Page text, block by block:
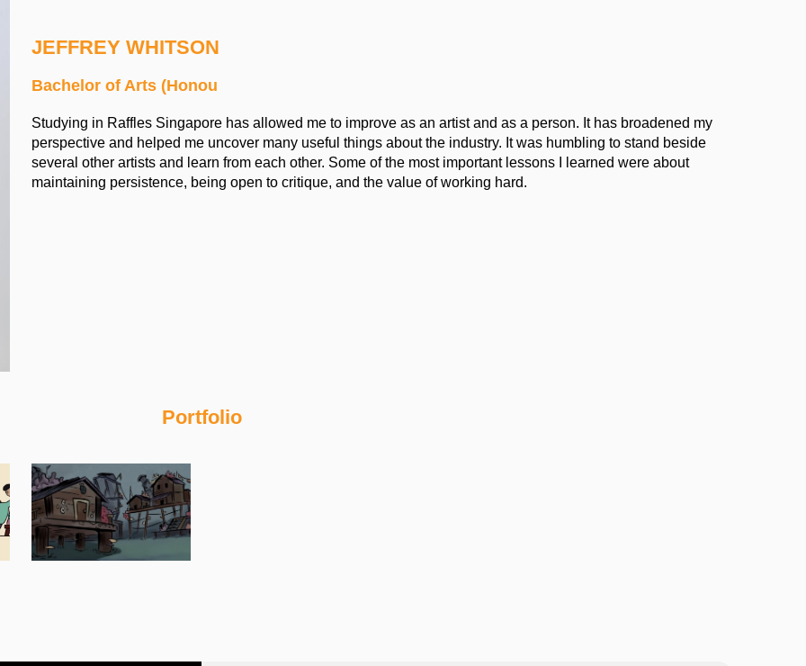
JEFFREY WHITSON
Bachelor of Arts (Honou
Studying in Raffles Singapore has allowed me to improve as an artist and as a person. It has broadened my
perspective and helped me uncover many useful things about the industry. It was humbling to stand beside
several other artists and learn from each other. Some of the most important lessons I learned were about
maintaining persistence, being open to critique, and the value of working hard.
Portfolio